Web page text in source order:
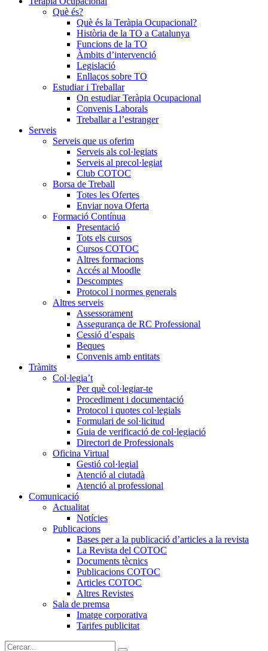
Què és?
Què és la Teràpia Ocupacional?
Història de la TO a Catalunya
Funcions de la TO
Àmbits d’intervenció
Legislació
Enllaços sobre TO
Estudiar i Treballar
On estudiar Teràpia Ocupacional
Convenis Laborals
Treballar a l’estranger
Serveis
Serveis que us oferim
Serveis als col·legiats
Serveis al precol·legiat
Club COTOC
Borsa de Treball
Totes les Ofertes
Enviar nova Oferta
Formació Contínua
Presentació
Tots els cursos
Cursos COTOC
Altres formacions
Accés al Moodle
Descomptes
Protocol i normes generals
Altres serveis
Assessorament
Assegurança de RC Professional
Cessió d’espais
Beques
Convenis amb entitats
Tràmits
Col·legia’t
Per què col·legiar-te
Procediment i documentació
Protocol i quotes col·legials
Formulari de sol·licitud
Guia de verificació de col·legiació
Directori de Professionals
Oficina Virtual
Gestió col·legial
Atenció al ciutadà
Atenció al professional
Comunicació
Actualitat
Notícies
Publicacions
Bases per a la publicació d’articles a la revista
La Revista del COTOC
Documents tècnics
Publicacions COTOC
Articles COTOC
Altres Revistes
Sala de premsa
Imatge corporativa
Tarifes publicitat
Cercar: